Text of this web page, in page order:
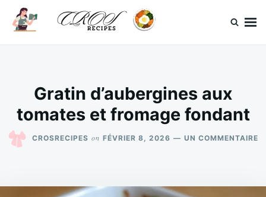
SkipSearch
for:
Gratin d’aubergines aux
tomates et fromage fondant
CROSRECIPES on FÉVRIER 8, 2026 UN COMMENTAIRE